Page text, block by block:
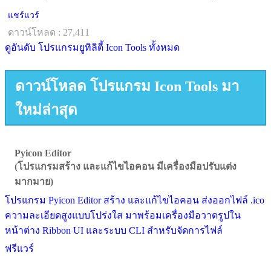
แชร์แวร์
ดาวน์โหลด : 27,411
ดูอันดับ โปรแกรมยูทิลิตี้ Icon Tools ทั้งหมด
ดาวน์โหลด โปรแกรม Icon Tools มา
ใหม่ล่าสุด
Pyicon Editor
(โปรแกรมสร้าง และแก้ไขไอคอน มีเครื่องมือปรับแต่ง
มากมาย)
โปรแกรม Pyicon Editor สร้าง และแก้ไขไอคอน ส่งออกไฟล์ .ico
ความละเอียดสูงแบบโปร่งใส มาพร้อมเครื่องมือวาดรูปใน
หน้าต่าง Ribbon UI และระบบ CLI สำหรับจัดการไฟล์
ฟรีแวร์